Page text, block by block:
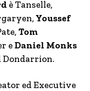
è Tanselle,
Youssef
Tom
eDaniel Monks
Dondarrion.
ed Executive